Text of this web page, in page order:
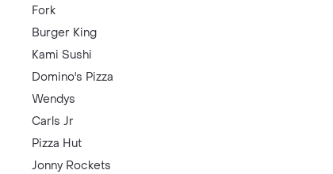
Fork
Burger King
Kami Sushi
Domino's Pizza
Wendys
Carls Jr
Pizza Hut
Jonny Rockets